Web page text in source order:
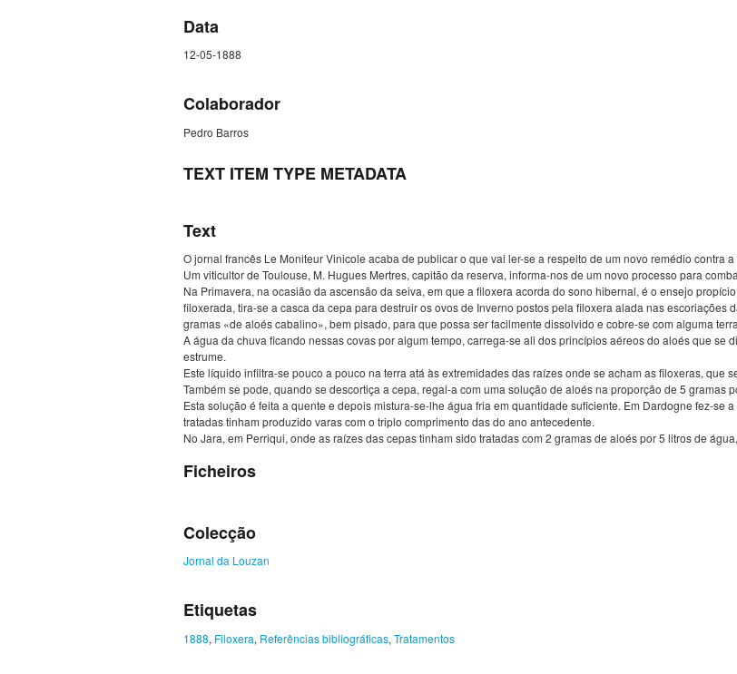
Data
12-05-1888
Colaborador
Pedro Barros
TEXT ITEM TYPE METADATA
Text
O jornal francês Le Moniteur Vinicole acaba de publicar o que vai ler-se a respeito de um novo remédio contra
Um viticultor de Toulouse, M. Hugues Mertres, capitão da reserva, informa-nos de um novo processo para
Na Primavera, na ocasião da ascensão da seiva, em que a filoxera acorda do sono hibernal, é o ensejo
filoxerada, tira-se a casca da cepa para destruir os ovos de Inverno postos pela filoxera alada nas escoriações
gramas «de aloés cabalino», bem pisado, para que possa ser facilmente dissolvido e cobre-se com alguma
A água da chuva ficando nessas covas por algum tempo, carrega-se ali dos princípios aéreos do aloés que se
estrume.
Este líquido infiltra-se pouco a pouco na terra atá às extremidades das raízes onde se acham as filoxeras, que
Também se pode, quando se descortiça a cepa, regai-a com uma solução de aloés na proporção de 5 gramas
Esta solução é feita a quente e depois mistura-se-lhe água fria em quantidade suficiente. Em Dardogne fez-se
tratadas tinham produzido varas com o triplo comprimento das do ano antecedente.
No Jara, em Perriqui, onde as raízes das cepas tinham sido tratadas com 2 gramas de aloés por 5 litros de
Ficheiros
Colecção
Jornal da Louzan
Etiquetas
1888, Filoxera, Referências bibliográficas, Tratamentos